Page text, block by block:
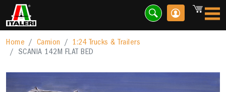
Home Camion
1:24 Trucks & Trailers
SCANIA 142M FLAT BED